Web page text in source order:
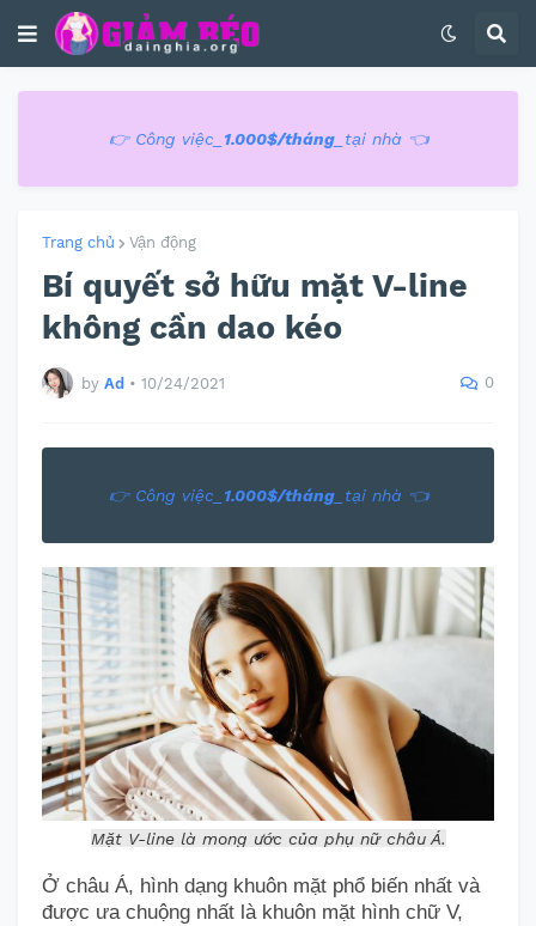
👉 Công việc_ 1.000$/tháng_tại nhà 👈
Trang chủ Vận động
Bí quyết sở hữu mặt V-line
không cần dao kéo
by Ad • 10/24/2021 0
👉 Công việc_ 1.000$/tháng_tại nhà 👈
Mặt V-line là mong ước của phụ nữ châu Á.
Ở châu Á, hình dạng khuôn mặt phổ biến nhất và
được ưa chuộng nhất là khuôn mặt hình chữ V,